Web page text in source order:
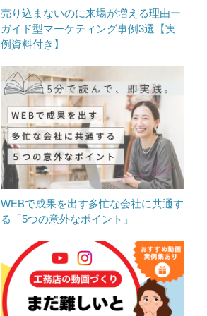
売り込まないのに来場が増える理由ー
ガイド型マーケティング事例3選【実
例資料付き】
WEBで成果を出す多忙な会社に共通す
る「5つの意外なポイント」